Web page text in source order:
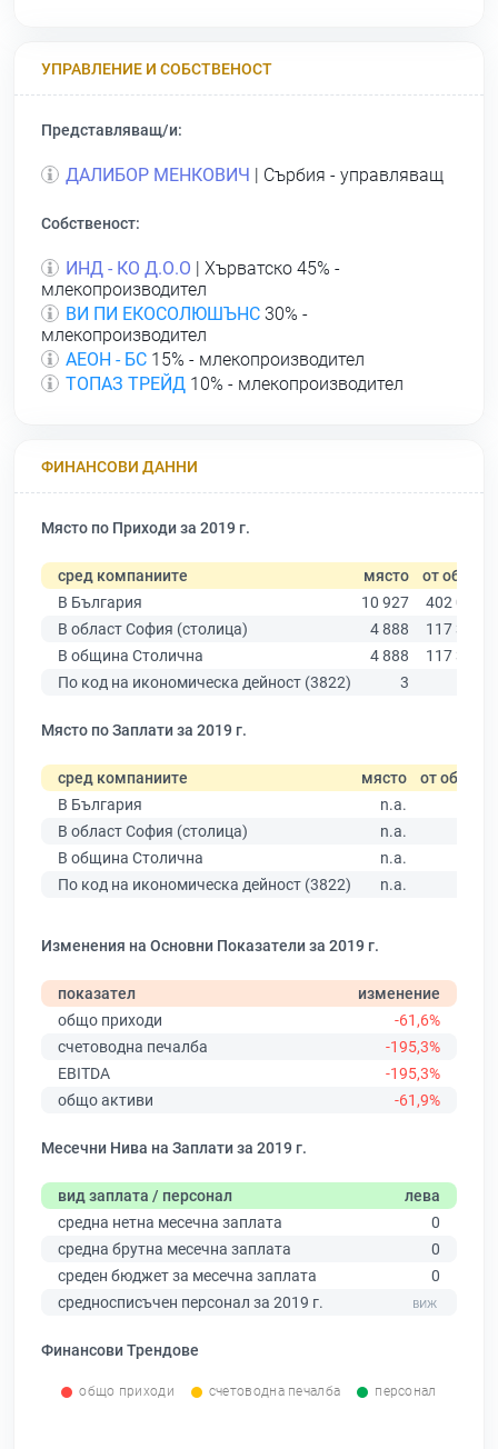
УПРАВЛЕНИЕ И СОБСТВЕНОСТ
Представляващ/и:
ДАЛИБОР МЕНКОВИЧ | Сърбия - управляващ
Собственост:
ИНД - КО Д.О.О | Хърватско 45% -
млекопроизводител
ВИ ПИ ЕКОСОЛЮШЪНС 30% -
млекопроизводител
АЕОН - БС 15% - млекопроизводител
ТОПАЗ ТРЕЙД 10% - млекопроизводител
ФИНАНСОВИ ДАННИ
Място по Приходи за 2019 г.
сред компаниите място от общо
В България
10 927
402 068
В област София (столица)
4 888
117 329
В община Столична
4 888
117 329
По код на икономическа дейност (3822)
3
Място по Заплати за 2019 г.
сред компаниите място от общо
В България
n.a.
В област София (столица)
n.a.
В община Столична
n.a.
По код на икономическа дейност (3822)
n.a.
Изменения на Основни Показатели за 2019 г.
показател
изменение
общо приходи
-61,6%
счетоводна печалба
-195,3%
EBITDA
-195,3%
общо активи
-61,9%
Месечни Нива на Заплати за 2019 г.
вид заплата / персонал
лева
средна нетна месечна заплата
0
средна брутна месечна заплата
0
среден бюджет за месечна заплата
0
средносписъчен персонал за 2019 г.
Финансови Трендове
общо приходи счетоводна печалба персонал